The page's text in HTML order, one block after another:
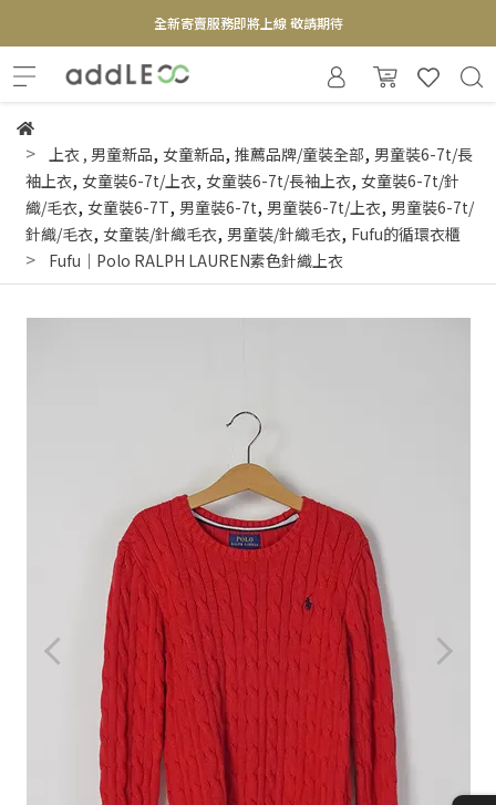
全新寄賣服務即將上線 敬請期待
【實體概念店】6+plaza 2F
上衣 , 男童新品, 女童新品, 推薦品牌/童裝全部, 男童裝6-7t/長
袖上衣, 女童裝6-7t/上衣, 女童裝6-7t/長袖上衣, 女童裝6-7t/針
織/毛衣, 女童裝6-7T, 男童裝6-7t, 男童裝6-7t/上衣, 男童裝6-7t/
針織/毛衣, 女童裝/針織毛衣, 男童裝/針織毛衣, Fufu的循環衣櫃
Fufu｜Polo RALPH LAUREN素色針織上衣